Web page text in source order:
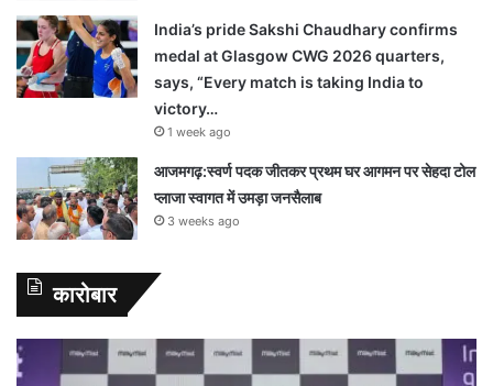
India’s pride Sakshi Chaudhary confirms
medal at Glasgow CWG 2026 quarters,
says, “Every match is taking India to
victory…
1 week ago
आजमगढ़:स्वर्ण पदक जीतकर प्रथम घर आगमन पर सेहदा टोल
प्लाजा स्वागत में उमड़ा जनसैलाब
3 weeks ago
कारोबार